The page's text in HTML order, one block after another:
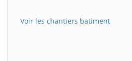
Voir les chantiers batiment